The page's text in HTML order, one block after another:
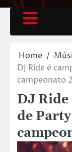
Home
DJ Ride é
campeonato
DJ
de